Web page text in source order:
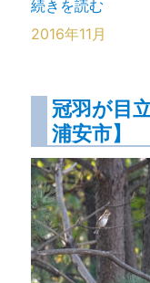
“ノスリ対カラス
続きを読む
2016年11月
冠羽が目
浦安市】